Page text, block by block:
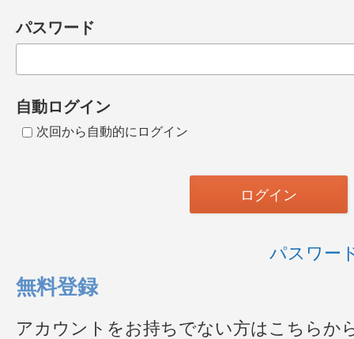
パスワード
自動ログイン
次回から自動的にログイン
パスワー
無料登録
アカウントをお持ちでない方はこちらか